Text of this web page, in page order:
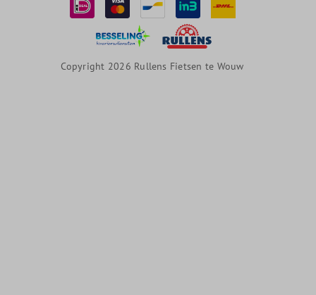
Copyright 2026 Rullens Fietsen te Wouw